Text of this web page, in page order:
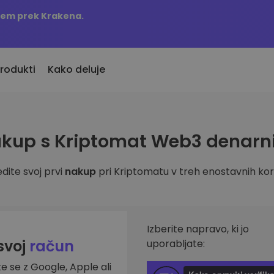
prek Krakena.
dodani
dodane kriptovalute
bi kupil 100 EUR…
KriptoEarn
Zaslužite nagrade s svojim
Trezor
Redno načrtovane naložbe (DCA)
Opozorila o
Ažurne
Raziščite
Pametni
učinkovitost
Kako deluje
s Kriptomat Web3
svoj prvi nakuppri Kriptomatu v treh enostavnih
račun
se z Google, Apple ali
Izberite napravo, ki jo
uporabljate: